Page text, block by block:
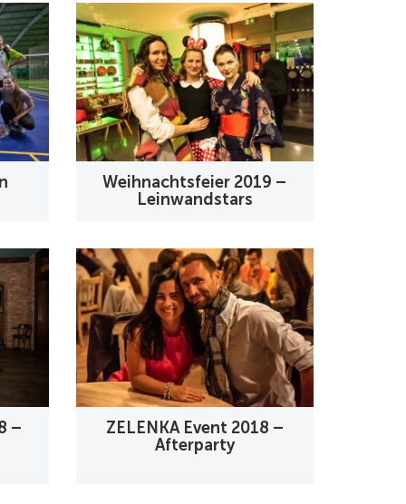
Weihnachtsfeier 2019 –
Leinwandstars
–
ZELENKA Event 2018 –
Afterparty